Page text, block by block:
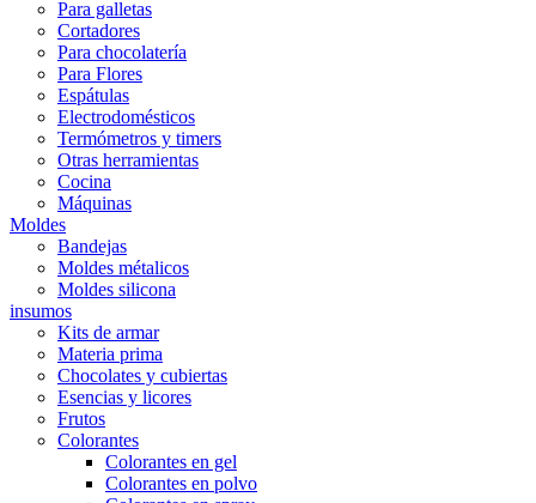
Para galletas
Cortadores
Para chocolatería
Para Flores
Espátulas
Electrodomésticos
Termómetros y timers
Otras herramientas
Cocina
Máquinas
Moldes
Bandejas
Moldes métalicos
Moldes silicona
insumos
Kits de armar
Materia prima
Chocolates y cubiertas
Esencias y licores
Frutos
Colorantes
Colorantes en gel
Colorantes en polvo